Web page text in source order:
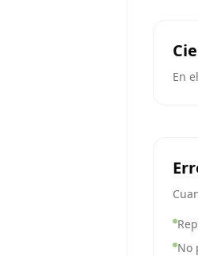
En
No